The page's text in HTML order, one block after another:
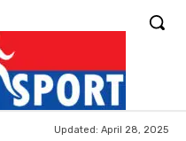
Updated: April 28, 2025